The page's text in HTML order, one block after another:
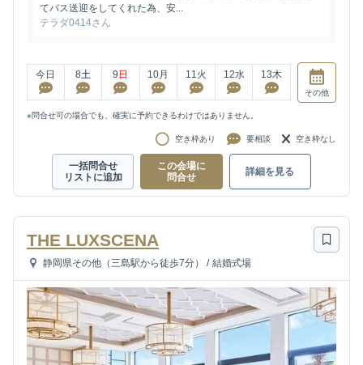
てバス送迎をしてくれた為、安...
テラダ0414さん
今日 8土 9 日 10月 11火 12水 13木
その他
※問合せ可の場合でも、確実に予約できるわけではありません。
空き枠あり 要相談 空き枠なし
一括問合せ
リストに追加
この会場に
問合せ
詳細を見る
THE LUXSCENA
静岡県その他（三島駅から徒歩7分） / 結婚式場